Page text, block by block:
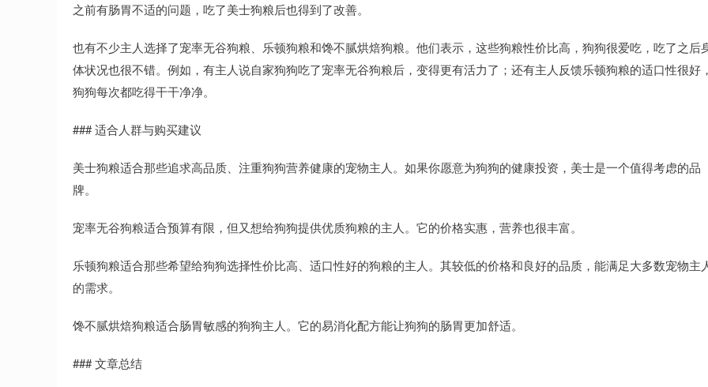
之前有肠胃不适的问题，吃了美士狗粮后也得到了改善。
也有不少主人选择了宠率无谷狗粮、乐顿狗粮和馋不腻烘焙狗粮。他们表示，这些狗粮性价比高，狗狗很爱吃，吃了之后
体状况也很不错。例如，有主人说自家狗狗吃了宠率无谷狗粮后，变得更有活力了；还有主人反馈乐顿狗粮的适口性很好，
狗狗每次都吃得干干净净。
### 适合人群与购买建议
美士狗粮适合那些追求高品质、注重狗狗营养健康的宠物主人。如果你愿意为狗狗的健康投资，美士是一个值得考虑的品
牌。
宠率无谷狗粮适合预算有限，但又想给狗狗提供优质狗粮的主人。它的价格实惠，营养也很丰富。
乐顿狗粮适合那些希望给狗狗选择性价比高、适口性好的狗粮的主人。其较低的价格和良好的品质，能满足大多数宠物主
的需求。
馋不腻烘焙狗粮适合肠胃敏感的狗狗主人。它的易消化配方能让狗狗的肠胃更加舒适。
### 文章总结